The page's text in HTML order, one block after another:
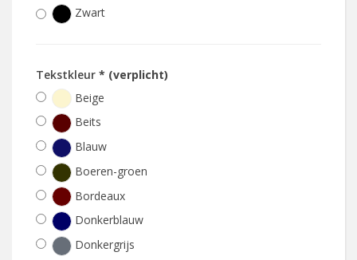
Zwart
Tekstkleur * (verplicht)
Beige
Beits
Blauw
Boeren-groen
Bordeaux
Donkerblauw
Donkergrijs